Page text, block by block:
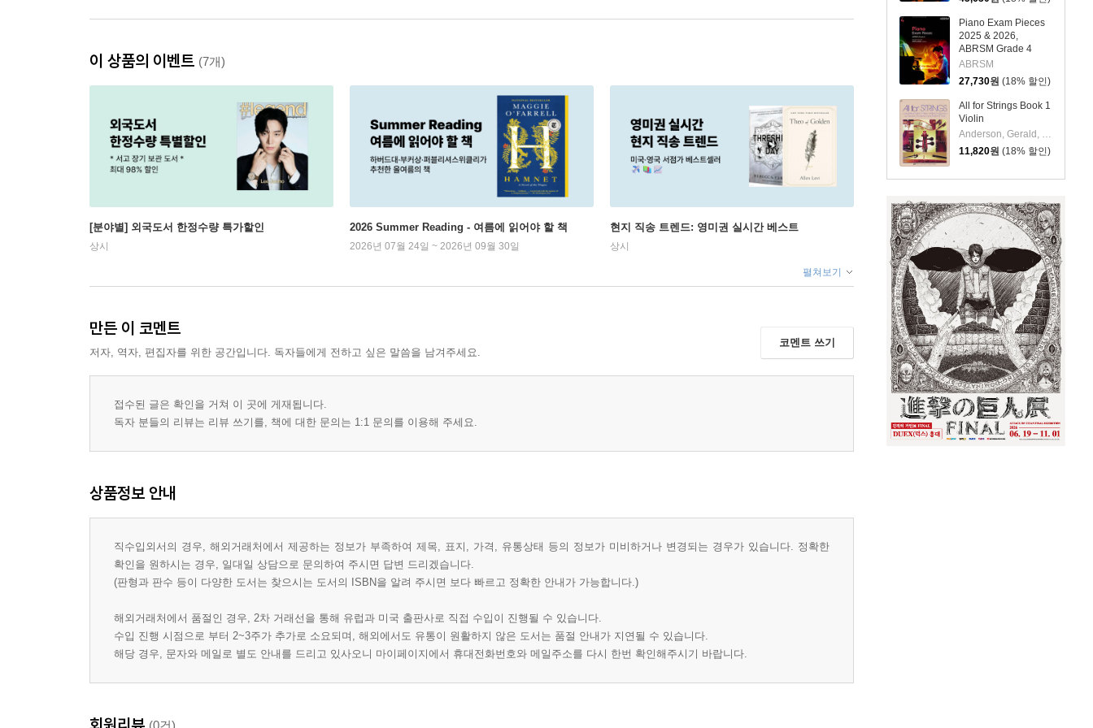
Piano Exam Pieces
2025 & 2026,
ABRSM Grade 4
ABRSM
27,730원 (18% 할인)
All for Strings Book 1
Violin
Anderson, Gerald, M.D., F.R.C.P.
11,820원 (18% 할인)
이 상품의 이벤트 (7개)
[분야별] 외국도서 한정수량 특가할인
상시
2026 Summer Reading - 여름에 읽어야 할 책
2026년 07월 24일 ~ 2026년 09월 30일
현지 직송 트렌드: 영미권 실시간 베스트
상시
펼쳐보기
만든 이 코멘트
저자, 역자, 편집자를 위한 공간입니다. 독자들에게 전하고 싶은 말씀을 남겨주세요.
코멘트 쓰기
접수된 글은 확인을 거쳐 이 곳에 게재됩니다.
독자 분들의 리뷰는 리뷰 쓰기를, 책에 대한 문의는 1:1 문의를 이용해 주세요.
상품정보 안내
직수입외서의 경우, 해외거래처에서 제공하는 정보가 부족하여 제목, 표지, 가격, 유통상태 등의 정보가 미비하거나 변경되는 경우가 있습니다. 정확한
확인을 원하시는 경우, 일대일 상담으로 문의하여 주시면 답변 드리겠습니다.
(판형과 판수 등이 다양한 도서는 찾으시는 도서의 ISBN을 알려 주시면 보다 빠르고 정확한 안내가 가능합니다.)
해외거래처에서 품절인 경우, 2차 거래선을 통해 유럽과 미국 출판사로 직접 수입이 진행될 수 있습니다.
수입 진행 시점으로 부터 2~3주가 추가로 소요되며, 해외에서도 유통이 원활하지 않은 도서는 품절 안내가 지연될 수 있습니다.
해당 경우, 문자와 메일로 별도 안내를 드리고 있사오니 마이페이지에서 휴대전화번호와 메일주소를 다시 한번 확인해주시기 바랍니다.
(0건)